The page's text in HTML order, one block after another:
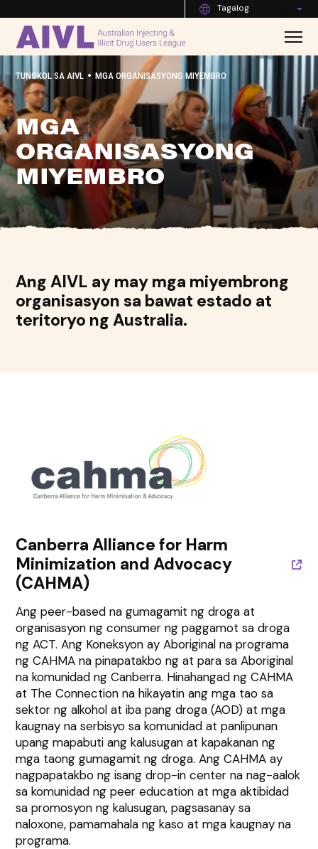
Tagalog
TUNGKOL SA AIVL • MGA ORGANISASYONG MIYEMBRO
MGA
ORGANISASYONG
MIYEMBRO
Ang AIVL ay may mga miyembrong
organisasyon sa bawat estado at
teritoryo ng Australia.
Canberra Alliance for Harm
Minimization and Advocacy
(CAHMA)
Ang peer-based na gumagamit ng droga at
organisasyon ng consumer ng paggamot sa droga
ng ACT. Ang Koneksyon ay Aboriginal na programa
ng CAHMA na pinapatakbo ng at para sa Aboriginal
na komunidad ng Canberra. Hinahangad ng CAHMA
at The Connection na hikayatin ang mga tao sa
sektor ng alkohol at iba pang droga (AOD) at mga
kaugnay na serbisyo sa komunidad at panlipunan
upang mapabuti ang kalusugan at kapakanan ng
mga taong gumagamit ng droga. Ang CAHMA ay
nagpapatakbo ng isang drop-in center na nag-aalok
sa komunidad ng peer education at mga aktibidad
sa promosyon ng kalusugan, pagsasanay sa
naloxone, pamamahala ng kaso at mga kaugnay na
programa.